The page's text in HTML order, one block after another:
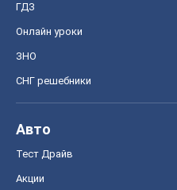
ГДЗ
Онлайн уроки
ЗНО
СНГ решебники
Авто
Тест Драйв
Акции